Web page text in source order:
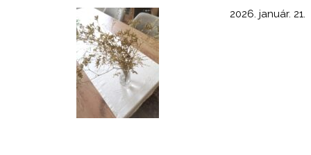
2026. január. 21.